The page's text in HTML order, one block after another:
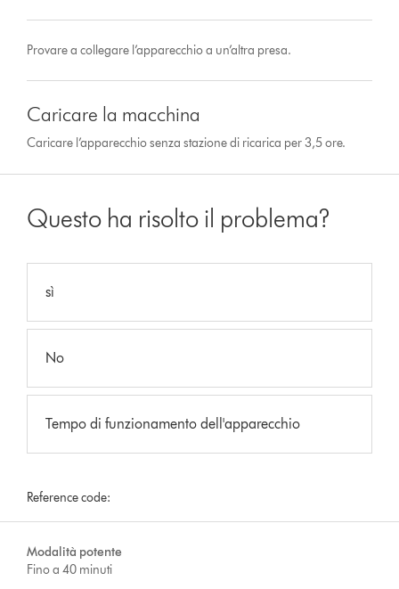
Provare a collegare l’apparecchio a un’altra presa.
Caricare la macchina
Caricare l’apparecchio senza stazione di ricarica per 3,5 ore.
Questo ha risolto il problema?
sì
No
Tempo di funzionamento dell'apparecchio
Reference code:
Modalità potente
Fino a 40 minuti